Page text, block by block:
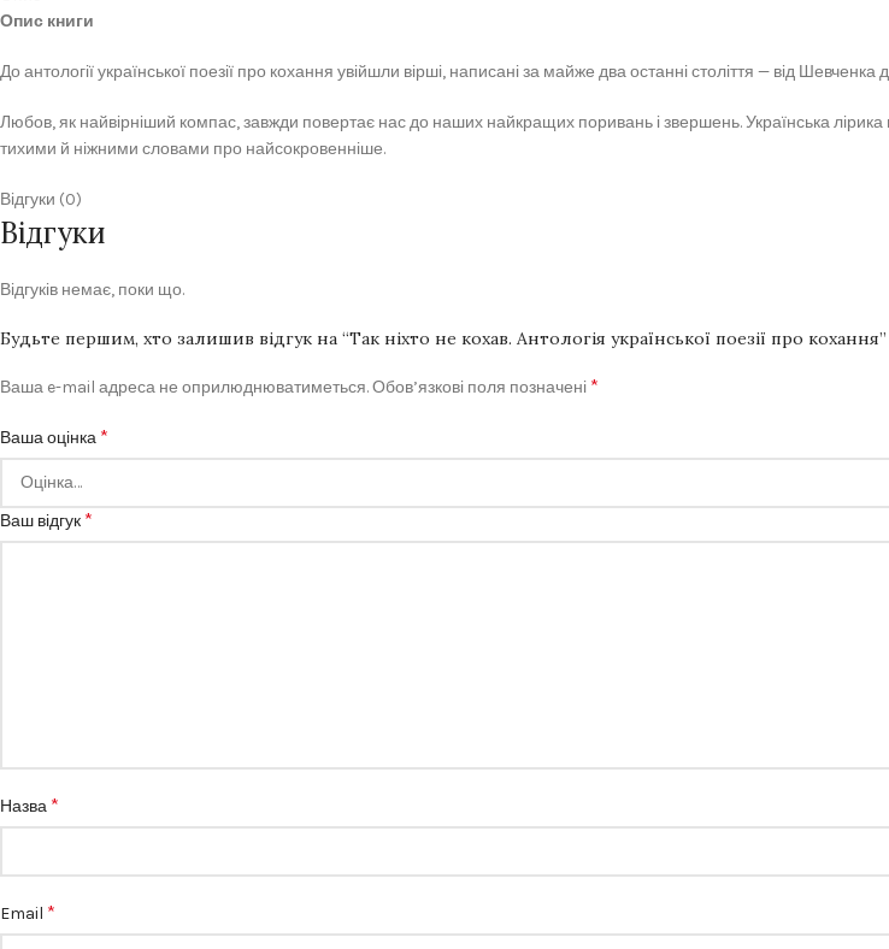
Опис книги
До антології української поезії про кохання увійшли вірші, написані за майже два останні століття — від Шевченка
Любов, як найвірніший компас, завжди повертає нас до наших найкращих поривань і звершень. Українська лірика
тихими й ніжними словами про найсокровенніше.
Відгуки (0)
Відгуки
Відгуків немає, поки що.
Будьте першим, хто залишив відгук на “Так ніхто не кохав. Антологія української поезії про кохання”
Ваша e-mail адреса не оприлюднюватиметься.Обов’язкові поля позначені *
Ваша оцінка *
Ваш відгук *
Назва *
Email *